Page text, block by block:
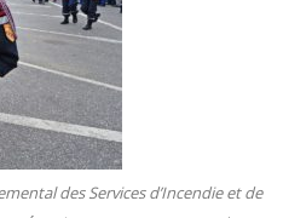
des Services d’Incendie et de